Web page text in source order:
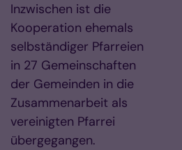
Inzwischen ist die
Kooperation ehemals
selbständiger Pfarreien
in 27 Gemeinschaften
der Gemeinden in die
Zusammenarbeit als
vereinigten Pfarrei
übergegangen.